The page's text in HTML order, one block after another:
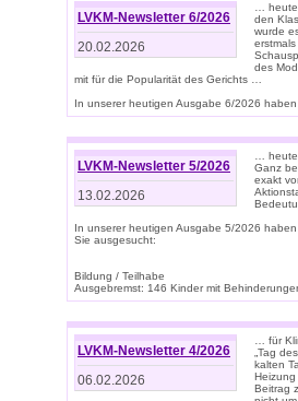
LVKM-Newsletter 6/2026
20.02.2026
…
den
wurde
des
mit für die Popularität des Gerichts …
In unserer heutigen Ausgabe 6/2026
LVKM-Newsletter 5/2026
13.02.2026
…
Ganz
exakt
In unserer heutigen Ausgabe 5/2026
Sie ausgesucht:
Bildung / Teilhabe
Ausgebremst: 146 Kinder mit
LVKM-Newsletter 4/2026
06.02.2026
… für
„Tag
kalten
Beitrag